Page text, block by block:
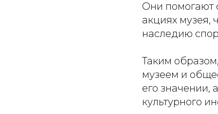
Они помогают
акциях музея,
наследию
Таким
музеем и
его значении,
культурного